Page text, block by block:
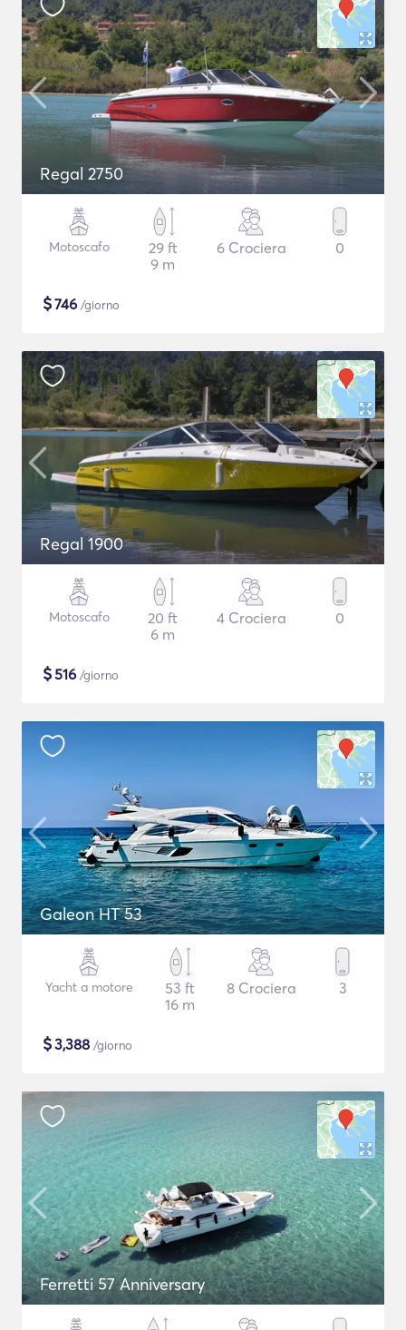
Regal 2750
Motoscafo
29 ft
9 m
6 Crociera 0
$746 /giorno
Regal 1900
Motoscafo
20 ft
6 m
4 Crociera 0
$516 /giorno
Galeon HT 53
Yacht a motore
53 ft
16 m
8 Crociera 3
$3,388 /giorno
Ferretti 57 Anniversary